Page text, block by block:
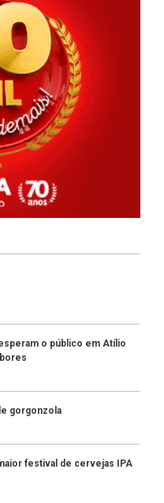
o público em Atílio
gorgonzola
festival de cervejas IPA